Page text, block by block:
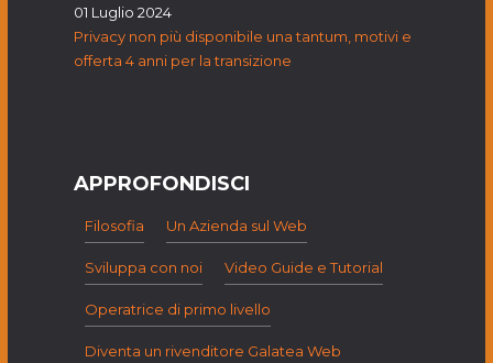
01 Luglio 2024
Privacy non più disponibile una tantum, motivi e
offerta 4 anni per la transizione
APPROFONDISCI
Filosofia Un Azienda sul Web
Sviluppa con noi Video Guide e Tutorial
Operatrice di primo livello
Diventa un rivenditore Galatea Web